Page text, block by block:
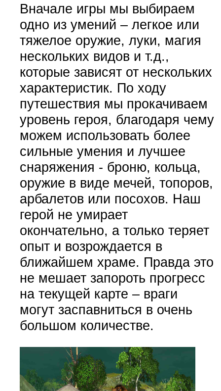
Вначале игры мы выбираем
одно из умений – легкое или
тяжелое оружие, луки, магия
нескольких видов и т.д.,
которые зависят от нескольких
характеристик. По ходу
путешествия мы прокачиваем
уровень героя, благодаря чему
можем использовать более
сильные умения и лучшее
снаряжения - броню, кольца,
оружие в виде мечей, топоров,
арбалетов или посохов. Наш
герой не умирает
окончательно, а только теряет
опыт и возрождается в
ближайшем храме. Правда это
не мешает запороть прогресс
на текущей карте – враги
могут заспавниться в очень
большом количестве.